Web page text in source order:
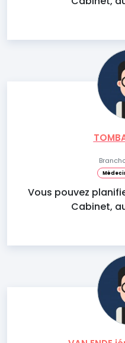
Vous pouvez
Cabinet,